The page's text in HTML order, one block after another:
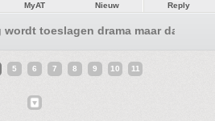
MyAT Nieuw Reply
wordt toeslagen drama maar dan veel
5 6 7 8 9 10 11